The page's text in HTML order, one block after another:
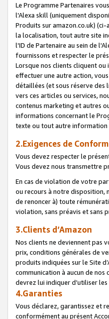
Le Programme Partenaires
l'Alexa skill (uniquement
Produits sur amazon.co.uk) (ci-
la localisation, tout autre site
l'ID de Partenaire au sein de
fournissons et respecter le
Lorsque nos clients cliquent ou
effectuer une autre action,
détaillées (et sous réserve des
vers ces articles ou services,
contenus marketing et autres
informations concernant le
texte ou tout autre information
2.Exigences de
Vous devez respecter le
Vous devez nous transmettre
En cas de violation de votre
ou recours à notre disposition,
de renoncer à) toute
violation, sans préavis et sans
3.Clients d’Amazon
Nos clients ne deviennent pas
prix, conditions générales de
produits indiquées sur le Site
communication à aucun de nos
devrez lui indiquer d’utiliser
4.Garanties
Vous déclarez, garantissez et
conformément au présent